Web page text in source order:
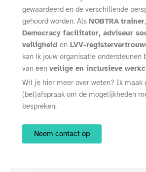
gewaardeerd en de verschillende
gehoord worden. Als NOBTRA trainer,
Democracy facilitator, adviseur
veiligheid en LVV-
kan ik jouw organisatie ondersteunen
van een veilige en inclusieve
Wil je hier meer over weten? Ik maak
(bel)afspraak om de mogelijkheden
bespreken.
Neem contact op